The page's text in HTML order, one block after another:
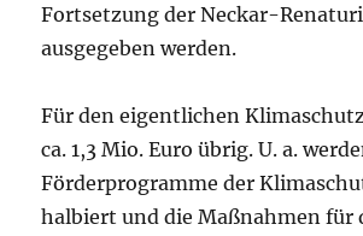
Fortsetzung der Neckar-
ausgegeben werden.
Für den eigentlichen
ca. 1,3 Mio. Euro übrig. U. a.
Förderprogramme der
halbiert und die Maßnahmen für